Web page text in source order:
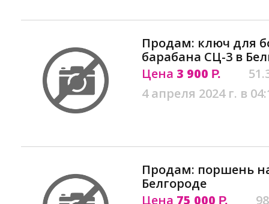
Продам: ключ для
барабана СЦ-3 в
Цена 3 900 Р.
4 апреля 2024 г. в
Продам: поршень
Белгороде
Цена 75 000 Р.